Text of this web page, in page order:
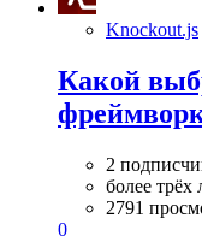
Knockout.js
Какой
2
более трёх
2791
0